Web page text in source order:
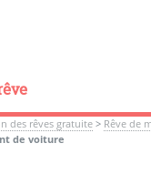
des rêves gratuite> Rêve de
de voiture